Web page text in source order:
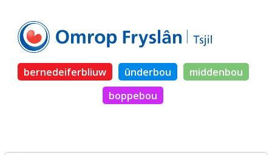
bernedeiferbliuw ûnderbou
middenbou
boppebou